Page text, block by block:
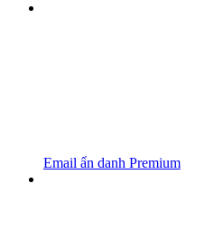
Email ẩn danh Premium